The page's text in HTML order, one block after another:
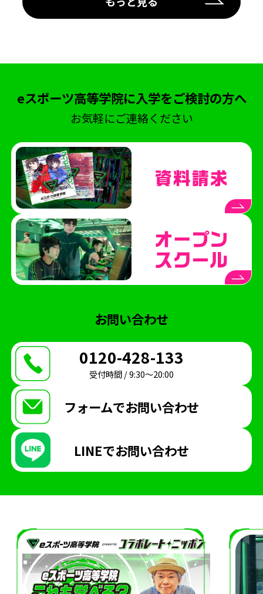
eスポーツ高等学院に入学をご検討の方へ
お気軽にご連絡ください
お問い合わせ
0120-428-133
受付時間 / 9:30〜20:00
フォームでお問い合わせ
LINEでお問い合わせ